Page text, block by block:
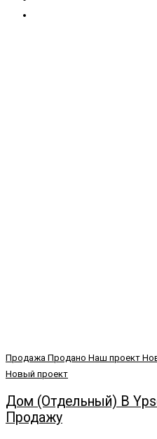
Продажа Продано Наш проект
Новый проект
Дом (Отдельный) В
Продажу